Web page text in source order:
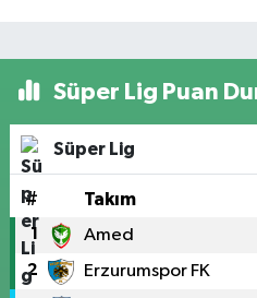
Süper Lig Puan
Süper Lig
# Takım
1 Amed
2 Erzurumspor FK